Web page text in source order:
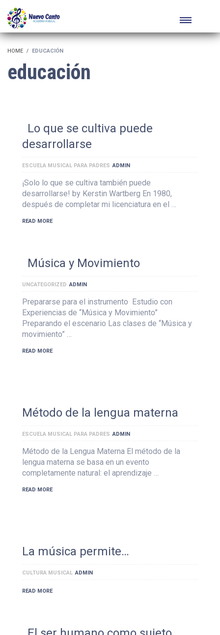
HOME EDUCACIÓN
educación
Lo que se cultiva puede
desarrollarse
ESCUELA MUSICAL PARA PADRES ADMIN
¡Solo lo que se cultiva también puede
desarrollarse! by Kerstin Wartberg En 1980,
después de completar mi licenciatura en el …
READ MORE
Música y Movimiento
UNCATEGORIZED ADMIN
Prepararse para el instrumento Estudio con
Experiencias de “Música y Movimiento”
Preparando el escenario Las clases de “Música y
movimiento” …
READ MORE
Método de la lengua materna
ESCUELA MUSICAL PARA PADRES ADMIN
Método de la Lengua Materna El método de la
lengua materna se basa en un evento
completamente natural: el aprendizaje …
READ MORE
La música permite…
CULTURA MUSICAL ADMIN
READ MORE